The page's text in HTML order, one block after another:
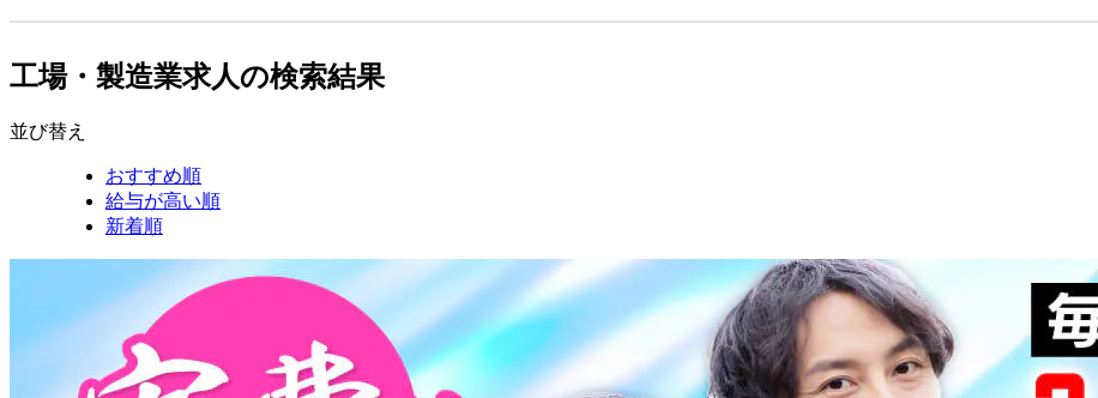
工場・製造業求人の検索結果
並び替え
おすすめ順
給与が高い順
新着順